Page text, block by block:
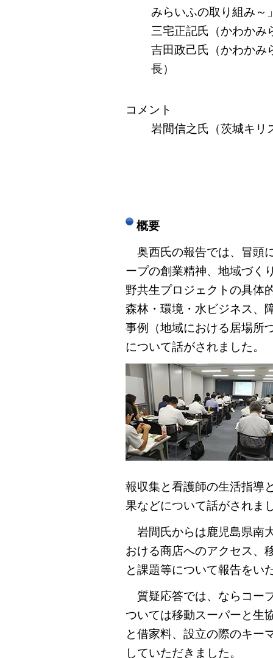
みらいふの取り組み～
三宅正記氏（かわかみ
吉田政己氏（かわかみ
長）
コメント
岩間信之氏（茨城キリ
概要
奥西氏の報告では、冒頭
ープの創業精神、地域づく
野共生プロジェクトの具体
森林・環境・水ビジネス、
事例（地域における居場所
について話がされました。
報収集と看護師の生活指導
果などについて話がされま
岩間氏からは鹿児島県南
おける商店へのアクセス、
と課題等について報告をい
質疑応答では、ならコー
ついては移動スーパーと生
と借家料、設立の際のキー
していただきました。